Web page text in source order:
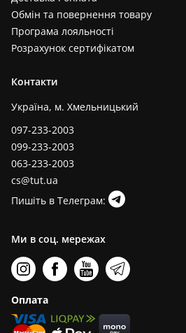
Обмін та повернення товару
Програма лояльності
Розрахунок сертифікатом
Контакти
Україна, м. Хмельницький
097-233-2003
099-233-2003
063-233-2003
cs@tut.ua
Пишіть в Телеграм:
Ми в соц. мережах
Оплата